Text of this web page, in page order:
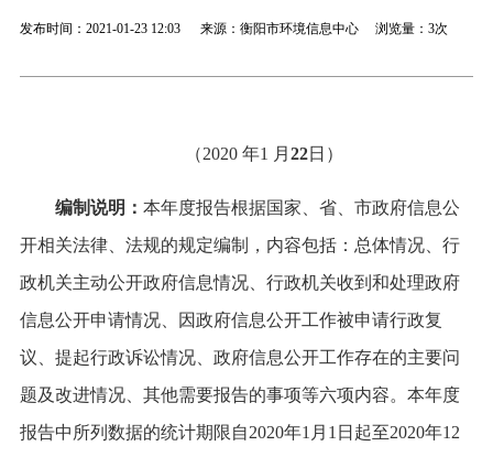
发布时间：2021-01-23 12:03 来源：衡阳市环境信息中心 浏览量： 3次
（2020 年1 月 22日）
编制说明： 本年度报告根据国家、省、市政府信息公
开相关法律、法规的规定编制，内容包括：总体情况、行
政机关主动公开政府信息情况、行政机关收到和处理政府
信息公开申请情况、因政府信息公开工作被申请行政复
议、提起行政诉讼情况、政府信息公开工作存在的主要问
题及改进情况、其他需要报告的事项等六项内容。本年度
报告中所列数据的统计期限自2020年1月1日起至2020年12